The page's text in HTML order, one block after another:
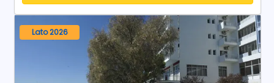
Lato 2026